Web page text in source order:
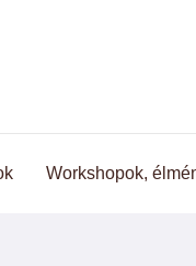
Workshopok,